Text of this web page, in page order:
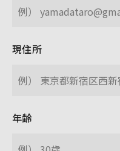
現住所
年齢